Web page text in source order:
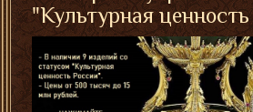
"Культурная